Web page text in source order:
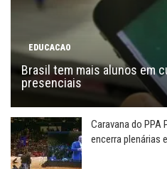
EDUCACAO
Brasil tem mais alunos em
presenciais
Caravana do PPA
encerra plenárias